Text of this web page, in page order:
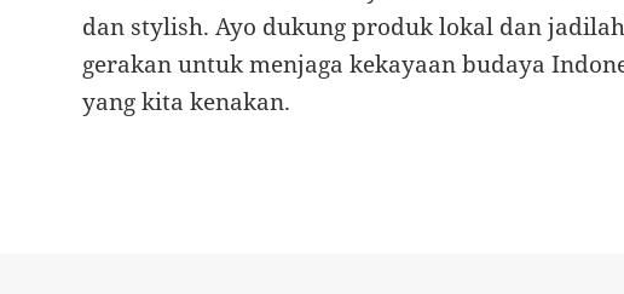
dan stylish. Ayo dukung produk lokal dan
gerakan untuk menjaga kekayaan budaya
yang kita kenakan.